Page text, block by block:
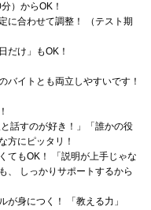
）からOK！
に合わせて調整！ （テスト期
だけ」もOK！
バイトとも両立しやすいです！
話すのが好き！」「誰かの役
方にピッタリ！
てもOK！ 「説明が上手じゃな
、 しっかりサポートするから
が身につく！ 「教える力」